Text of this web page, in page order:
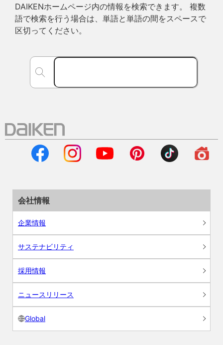
DAIKENホームページ内の情報を検索できます。 複数
語で検索を行う場合は、単語と単語の間をスペースで
区切ってください。
会社情報
企業情報
サステナビリティ
採用情報
ニュースリリース
Global